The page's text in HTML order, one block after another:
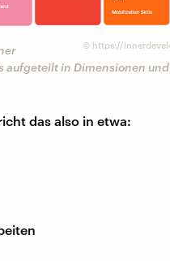
© https://
aufgeteilt in Dimensionen
das also in etwa: